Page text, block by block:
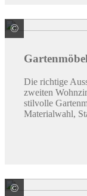
© Lesli
Die richtige
zweiten
stilvolle
Materialwahl,
© © Cookie